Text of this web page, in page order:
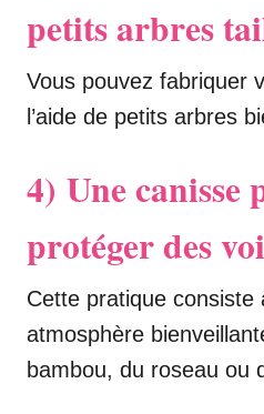
petits arbres
Vous pouvez fabriquer
l’aide de petits arbres
4) Une canisse
protéger des
Cette pratique consiste
atmosphère
bambou, du roseau ou